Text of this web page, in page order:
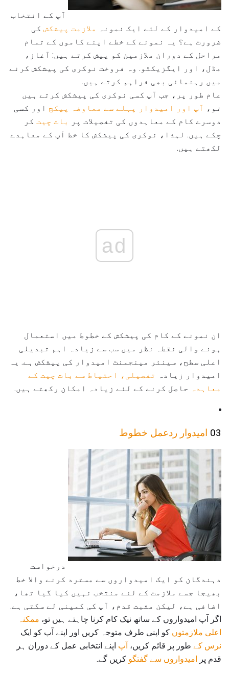
آپ کے انتخاب
کے امیدوار کے لئے ایک نمونہ
ملازمت پیشکش کی
ضرورت ہے؟ یہ نمونے کے خطے اپنے کاموں کے تمام
مراحل کے دوران ملازمین کو پیش کرتے ہیں: آغاز،
مڈل، اور ایگزیکٹو. وہ فروخت نوکری کی پیشکش کرنے
میں رہنمائی بھی فراہم کرتے ہیں.
عام طور پر، جب آپ کسی نوکری کی پیشکش کرتے ہیں
تو، آپ اور امیدوار پہلے سے معاوضہ پیکج اور کسی
دوسرے کام کے معاہدوں کی تفصیلات پر
بات چیت کر
چکے ہیں. لہذا، نوکری کی پیشکش کا خط آپ کے معاہدے
لکھتے ہیں.
ad
ان نمونے کے کام کی پیشکش کے خطوط میں استعمال
ہونے والی نقطہ نظر میں سب سے زیادہ اہم تبدیلی
اعلی سطح، سینئر مینجمنٹ امیدوار کی پیشکش ہے. یہ
امیدوار زیادہ
تفصیلی، احتیاط سے بات چیت کے
معاہدہ
حاصل کرنے کے لئے زیادہ امکان رکھتے ہیں.
03 امیدوار ردعمل خطوط
درخواست
دہندگان کو ایک امیدواروں سے مسترد کرنے والا خط
بھیجا جسے ملازمت کے لئے منتخب نہیں کیا گیا تھا،
اضافی ہے، لیکن مثبت قدم، آپ کی کمپنی لے سکتی ہے.
اگر آپ امیدواروں کے ساتھ نیک کام کرنا چاہتے ہیں تو، ممکنہ
اعلی ملازمتوں کو اپنی طرف متوجہ کریں اور اپنے آپ کو ایک
نرس کے طور پر قائم کریں، آپ اپنے انتخابی عمل کے دوران ہر
قدم پر
امیدواروں سے گفتگو کریں گے.